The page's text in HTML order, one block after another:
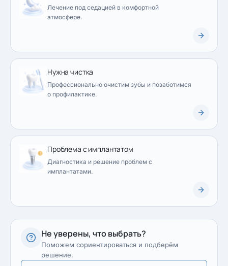
Лечение под седацией в комфортной
атмосфере.
Нужна чистка
Профессионально очистим зубы и позаботимся
о профилактике.
Проблема с имплантатом
Диагностика и решение проблем с
имплантатами.
Не уверены, что выбрать?
Поможем сориентироваться и подберём
решение.